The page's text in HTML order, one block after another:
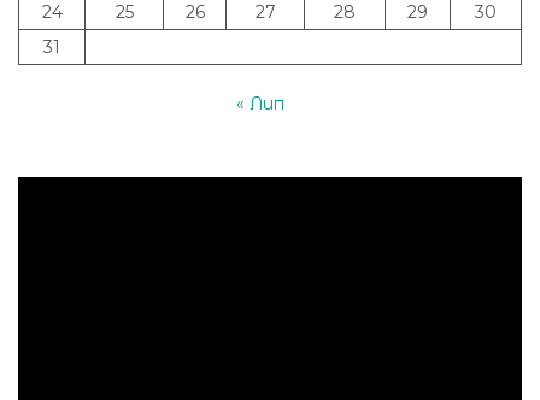
24
25 26 27 28 29
30
31
« Лип